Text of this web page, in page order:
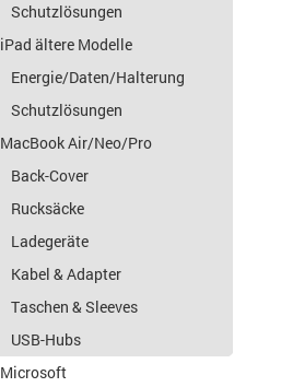
Schutzlösungen
iPad ältere Modelle
Energie/Daten/Halterung
Schutzlösungen
MacBook Air/Neo/Pro
Back-Cover
Rucksäcke
Ladegeräte
Kabel & Adapter
Taschen & Sleeves
USB-Hubs
Microsoft